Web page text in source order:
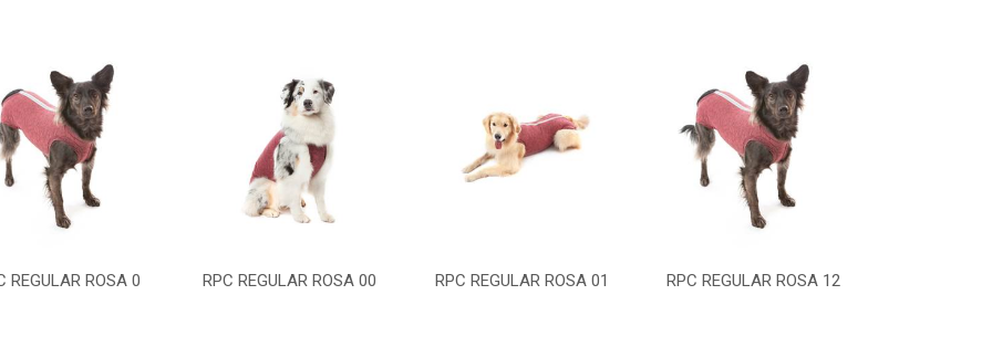
REGULAR ROSA 0 RPC REGULAR ROSA 00 RPC REGULAR ROSA 01 RPC REGULAR ROSA 12